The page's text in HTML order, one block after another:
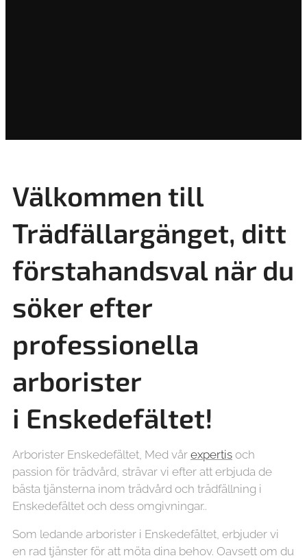
Välkommen till
Trädfällargänget, ditt
förstahandsval när du
söker efter
professionella
arborister
i Enskedefältet!
Arborister Enskedefältet, Med vår expertis och
passion för trädvård, strävar vi efter att erbjuda de
bästa tjänsterna inom trädvård och trädfällning i
Enskedefältet och dess omgivningar..
Som ledande arborister i Enskedefältet, erbjuder vi
en rad tjänster för att möta dina behov. Oavsett om du